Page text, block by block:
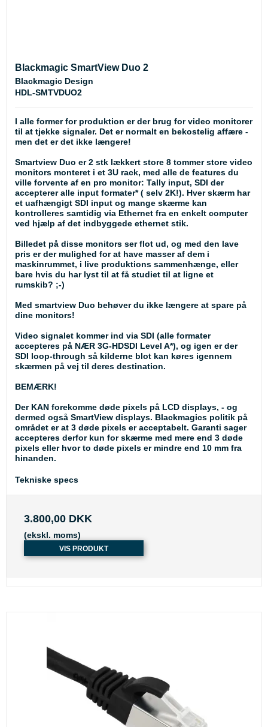
Blackmagic SmartView Duo 2
Blackmagic Design
HDL-SMTVDUO2
I alle former for produktion er der brug for video monitorer
til at tjekke signaler. Det er normalt en bekostelig affære -
men det er det ikke længere!
Smartview Duo er 2 stk lækkert store 8 tommer store video
monitors monteret i et 3U rack, med alle de features du
ville forvente af en pro monitor: Tally input, SDI der
accepterer alle input formater* ( selv 2K!). Hver skærm har
et uafhængigt SDI input og mange skærme kan
kontrolleres samtidig via Ethernet fra en enkelt computer
ved hjælp af det indbyggede ethernet stik.
Billedet på disse monitors ser flot ud, og med den lave
pris er der mulighed for at have masser af dem i
maskinrummet, i live produktions sammenhænge, eller
bare hvis du har lyst til at få studiet til at ligne et
rumskib? ;-)
Med smartview Duo behøver du ikke længere at spare på
dine monitors!
Video signalet kommer ind via SDI (alle formater
accepteres på NÆR 3G-HDSDI Level A*), og igen er der
SDI loop-through så kilderne blot kan køres igennem
skærmen på vej til deres destination.
BEMÆRK!
Der KAN forekomme døde pixels på LCD displays, - og
dermed også SmartView displays. Blackmagics politik på
området er at 3 døde pixels er acceptabelt. Garanti sager
accepteres derfor kun for skærme med mere end 3 døde
pixels eller hvor to døde pixels er mindre end 10 mm fra
hinanden.
Tekniske specs
3.800,00 DKK
(ekskl. moms)
VIS PRODUKT